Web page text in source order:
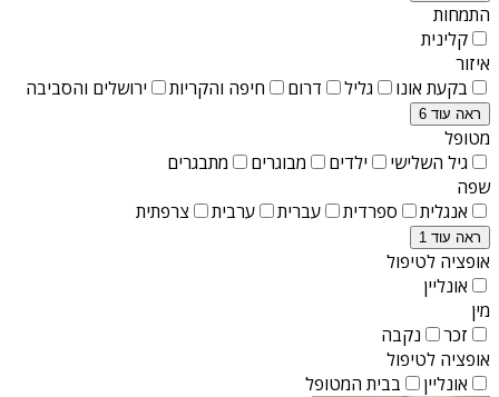
התמחות
קלינית
איזור
בקעת אונו
גליל דרום חיפה והקריות ירושלים והסביבה
ראה עוד 6
מטופל
גיל השלישי
ילדים מבוגרים
מתבגרים
שפה
אנגלית
ספרדית עברית ערבית צרפתית
ראה עוד 1
אופציה לטיפול
אונליין
מין
זכר
נקבה
אופציה לטיפול
אונליין
בבית המטופל